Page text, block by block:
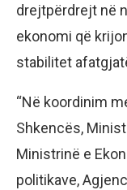
drejtpërdrejt në
ekonomi që
stabilitet
“Në koordinim
Shkencës,
Ministrinë e
politikave,